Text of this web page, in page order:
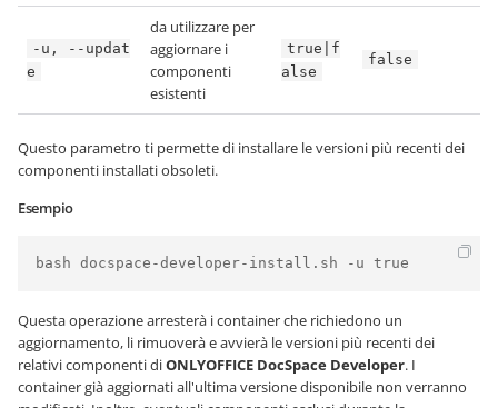
-u, --updat
e
da utilizzare per
aggiornare i
componenti
esistenti
true|f
alse
false
Questo parametro ti permette di installare le versioni più recenti dei
componenti installati obsoleti.
Esempio
bash docspace-developer-install.sh -u true
Questa operazione arresterà i container che richiedono un
aggiornamento, li rimuoverà e avvierà le versioni più recenti dei
relativi componenti diONLYOFFICE DocSpace Developer. I
container già aggiornati all'ultima versione disponibile non verranno